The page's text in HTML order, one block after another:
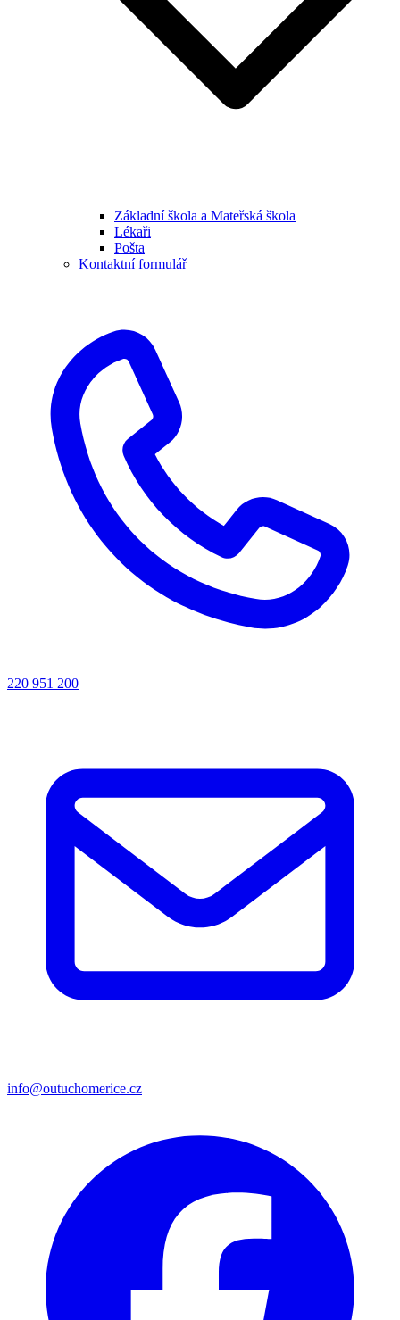
Základní škola a Mateřská škola
Lékaři
Pošta
Kontaktní formulář
220 951 200
info@outuchomerice.cz